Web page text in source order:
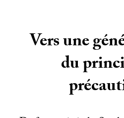
Vers une
du